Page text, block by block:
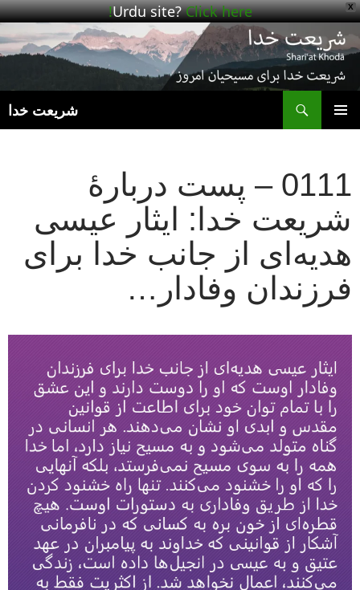
X
Urdu site?Click here!
شریعت خدا
0111 – پست دربارهٔ
شریعت خدا: ایثار عیسی
هدیه‌ای از جانب خدا برای
فرزندان وفادار…